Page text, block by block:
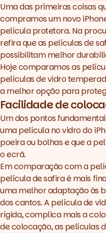
Uma das primeiras coisas
compramos um novo
película protetora. Na
refira que aspelículas de
possibilitam melhor
Hoje comparamos as
películas de vidro
a melhor opção para
Facilidade de
Um dos pontos
uma película no vidro do
poeira ou bolhas e que a
o ecrã.
Em comparação com a
película de safiraé mais
uma melhor adaptação às
dos cantos. A película de
rígida, complica mais a
de colocação, as películas